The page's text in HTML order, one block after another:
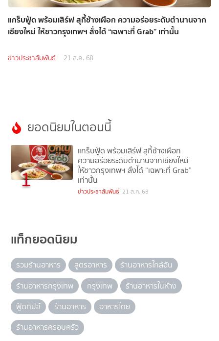
แกร็บฟู้ด พร้อมเสิร์ฟ สุกี้ช้างเผือก ความอร่อยระดับตำนานจาก
เชียงใหม่ ให้ชาวกรุงเทพฯ สั่งได้ “เฉพาะที่ Grab” เท่านั้น
ข่าวประชาสัมพันธ์ 21 ส.ค. 68
ยอดนิยมในตอนนี้
1
แกร็บฟู้ด พร้อมเสิร์ฟ สุกี้ช้างเผือก
ความอร่อยระดับตำนานจากเชียงใหม่
ให้ชาวกรุงเทพฯ สั่งได้ “เฉพาะที่ Grab”
เท่านั้น
ข่าวประชาสัมพันธ์ 21 ส.ค. 68
แท็กยอดนิยม
รวมร้านอาหาร สูตรอาหาร
ร้านอาหารใกล้ฉัน
ร้านอาหารกรุงเทพ
กรุงเทพ
ร้านอาหารในห้าง
ฟู้ดทิปส์
ร้านอาหาร
อาหารไทย
ร้านอาหารครอบครัว